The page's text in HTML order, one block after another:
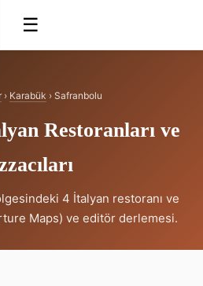
☰
› Karabük › Safranbolu
Restoranları ve
4 İtalyan restoranı ve
Maps) ve editör derlemesi.